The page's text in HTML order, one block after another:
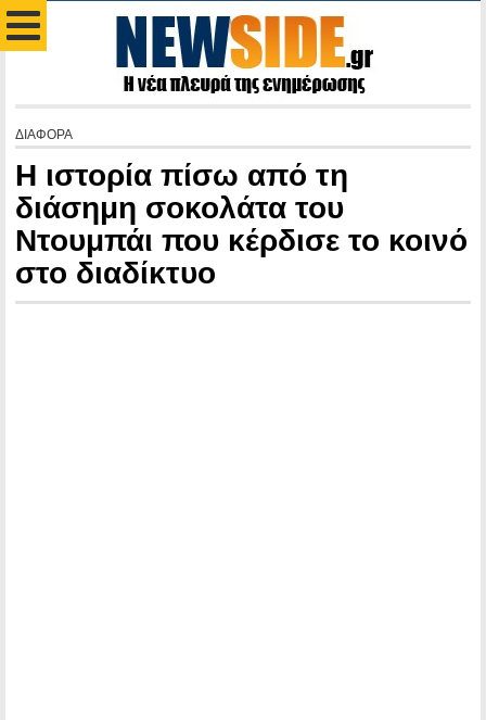
ΔΙΑΦΟΡΑ
Η ιστορία πίσω από τη
διάσημη σοκολάτα του
Ντουμπάι που κέρδισε το κοινό
στο διαδίκτυο